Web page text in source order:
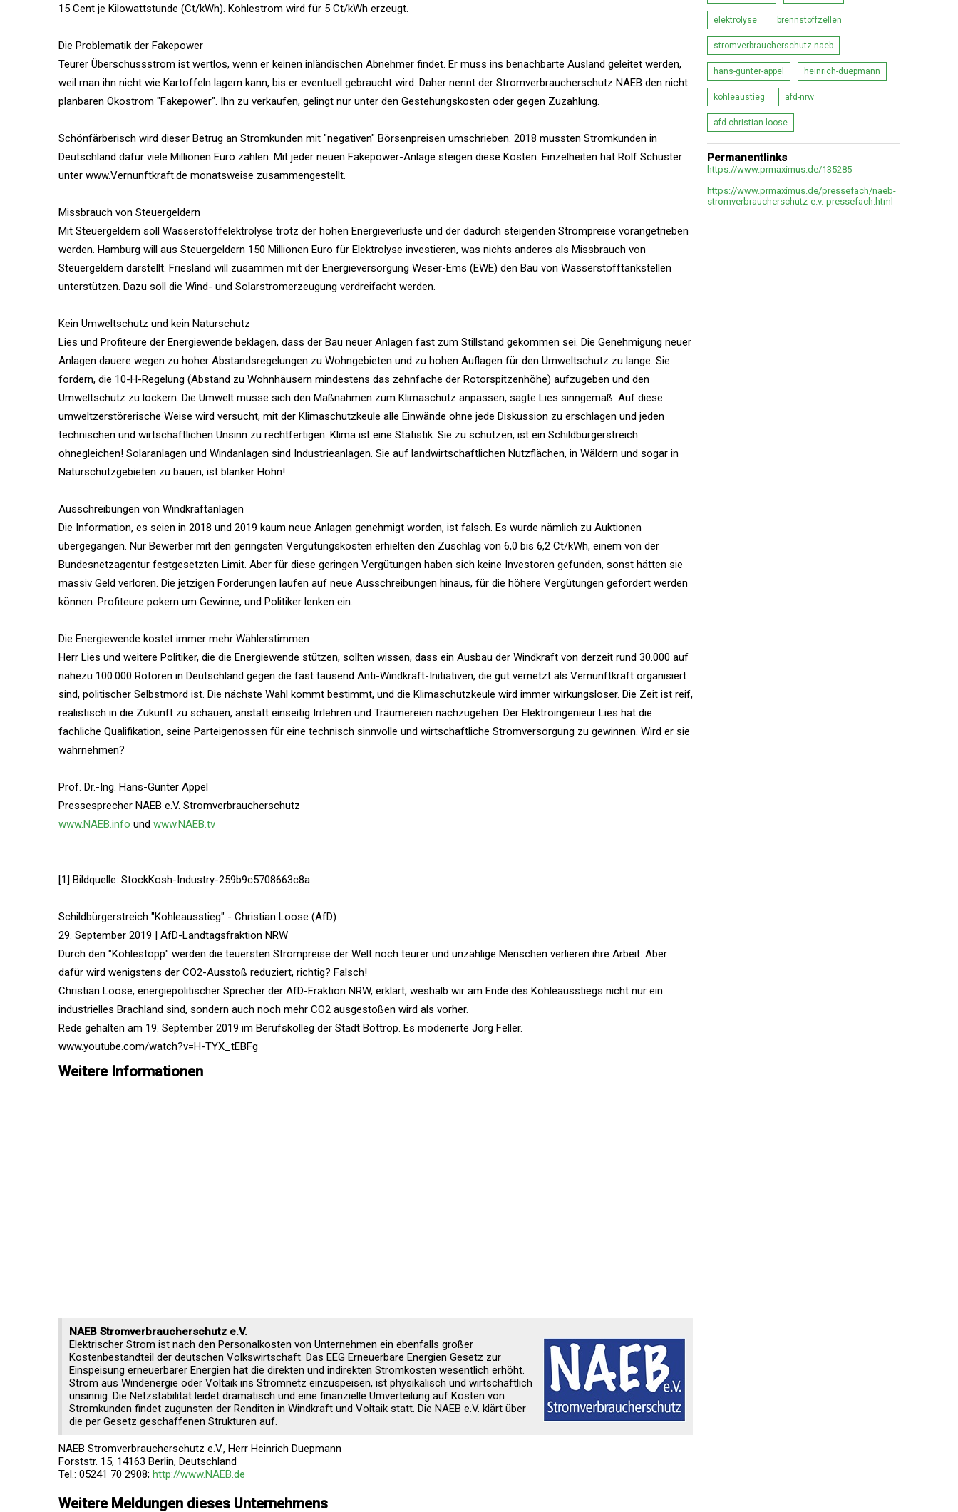
15 Cent je Kilowattstunde (Ct/kWh). Kohlestrom wird für 5 Ct/kWh erzeugt.
Die Problematik der Fakepower
Teurer Überschussstrom ist wertlos, wenn er keinen inländischen Abnehmer findet. Er muss ins benachbarte Ausland geleitet werden,
weil man ihn nicht wie Kartoffeln lagern kann, bis er eventuell gebraucht wird. Daher nennt der Stromverbraucherschutz NAEB den nicht
planbaren Ökostrom "Fakepower". Ihn zu verkaufen, gelingt nur unter den Gestehungskosten oder gegen Zuzahlung.
Schönfärberisch wird dieser Betrug an Stromkunden mit "negativen" Börsenpreisen umschrieben. 2018 mussten Stromkunden in
Deutschland dafür viele Millionen Euro zahlen. Mit jeder neuen Fakepower-Anlage steigen diese Kosten. Einzelheiten hat Rolf Schuster
unter www.Vernunftkraft.de monatsweise zusammengestellt.
Missbrauch von Steuergeldern
Mit Steuergeldern soll Wasserstoffelektrolyse trotz der hohen Energieverluste und der dadurch steigenden Strompreise vorangetrieben
werden. Hamburg will aus Steuergeldern 150 Millionen Euro für Elektrolyse investieren, was nichts anderes als Missbrauch von
Steuergeldern darstellt. Friesland will zusammen mit der Energieversorgung Weser-Ems (EWE) den Bau von Wasserstofftankstellen
unterstützen. Dazu soll die Wind- und Solarstromerzeugung verdreifacht werden.
Kein Umweltschutz und kein Naturschutz
Lies und Profiteure der Energiewende beklagen, dass der Bau neuer Anlagen fast zum Stillstand gekommen sei. Die Genehmigung neuer
Anlagen dauere wegen zu hoher Abstandsregelungen zu Wohngebieten und zu hohen Auflagen für den Umweltschutz zu lange. Sie
fordern, die 10-H-Regelung (Abstand zu Wohnhäusern mindestens das zehnfache der Rotorspitzenhöhe) aufzugeben und den
Umweltschutz zu lockern. Die Umwelt müsse sich den Maßnahmen zum Klimaschutz anpassen, sagte Lies sinngemäß. Auf diese
umweltzerstörerische Weise wird versucht, mit der Klimaschutzkeule alle Einwände ohne jede Diskussion zu erschlagen und jeden
technischen und wirtschaftlichen Unsinn zu rechtfertigen. Klima ist eine Statistik. Sie zu schützen, ist ein Schildbürgerstreich
ohnegleichen! Solaranlagen und Windanlagen sind Industrieanlagen. Sie auf landwirtschaftlichen Nutzflächen, in Wäldern und sogar in
Naturschutzgebieten zu bauen, ist blanker Hohn!
Ausschreibungen von Windkraftanlagen
Die Information, es seien in 2018 und 2019 kaum neue Anlagen genehmigt worden, ist falsch. Es wurde nämlich zu Auktionen
übergegangen. Nur Bewerber mit den geringsten Vergütungskosten erhielten den Zuschlag von 6,0 bis 6,2 Ct/kWh, einem von der
Bundesnetzagentur festgesetzten Limit. Aber für diese geringen Vergütungen haben sich keine Investoren gefunden, sonst hätten sie
massiv Geld verloren. Die jetzigen Forderungen laufen auf neue Ausschreibungen hinaus, für die höhere Vergütungen gefordert werden
können. Profiteure pokern um Gewinne, und Politiker lenken ein.
Die Energiewende kostet immer mehr Wählerstimmen
Herr Lies und weitere Politiker, die die Energiewende stützen, sollten wissen, dass ein Ausbau der Windkraft von derzeit rund 30.000 auf
nahezu 100.000 Rotoren in Deutschland gegen die fast tausend Anti-Windkraft-Initiativen, die gut vernetzt als Vernunftkraft organisiert
sind, politischer Selbstmord ist. Die nächste Wahl kommt bestimmt, und die Klimaschutzkeule wird immer wirkungsloser. Die Zeit ist reif,
realistisch in die Zukunft zu schauen, anstatt einseitig Irrlehren und Träumereien nachzugehen. Der Elektroingenieur Lies hat die
fachliche Qualifikation, seine Parteigenossen für eine technisch sinnvolle und wirtschaftliche Stromversorgung zu gewinnen. Wird er sie
wahrnehmen?
Prof. Dr.-Ing. Hans-Günter Appel
Pressesprecher NAEB e.V. Stromverbraucherschutz
www.NAEB.info und www.NAEB.tv
[1] Bildquelle: StockKosh-Industry-259b9c5708663c8a
Schildbürgerstreich "Kohleausstieg" - Christian Loose (AfD)
29. September 2019 | AfD-Landtagsfraktion NRW
Durch den "Kohlestopp" werden die teuersten Strompreise der Welt noch teurer und unzählige Menschen verlieren ihre Arbeit. Aber
dafür wird wenigstens der CO2-Ausstoß reduziert, richtig? Falsch!
Christian Loose, energiepolitischer Sprecher der AfD-Fraktion NRW, erklärt, weshalb wir am Ende des Kohleausstiegs nicht nur ein
industrielles Brachland sind, sondern auch noch mehr CO2 ausgestoßen wird als vorher.
Rede gehalten am 19. September 2019 im Berufskolleg der Stadt Bottrop. Es moderierte Jörg Feller.
www.youtube.com/watch?v=H-TYX_tEBFg
Weitere Informationen
NAEB Stromverbraucherschutz e.V.
Elektrischer Strom ist nach den Personalkosten von Unternehmen ein ebenfalls großer
Kostenbestandteil der deutschen Volkswirtschaft. Das EEG Erneuerbare Energien Gesetz zur
Einspeisung erneuerbarer Energien hat die direkten und indirekten Stromkosten wesentlich erhöht.
Strom aus Windenergie oder Voltaik ins Stromnetz einzuspeisen, ist physikalisch und wirtschaftlich
unsinnig. Die Netzstabilität leidet dramatisch und eine finanzielle Umverteilung auf Kosten von
Stromkunden findet zugunsten der Renditen in Windkraft und Voltaik statt. Die NAEB e.V. klärt über
die per Gesetz geschaffenen Strukturen auf.
NAEB Stromverbraucherschutz e.V., Herr Heinrich Duepmann
Forststr. 15, 14163 Berlin, Deutschland
Tel.: 05241 70 2908; http://www.NAEB.de
Weitere Meldungen dieses Unternehmens
elektrolyse brennstoffzellen
stromverbraucherschutz-naeb
hans-günter-appel heinrich-duepmann
kohleaustieg afd-nrw
afd-christian-loose
Permanentlinks
https://www.prmaximus.de/135285
https://www.prmaximus.de/pressefach/naeb-
stromverbraucherschutz-e.v.-pressefach.html